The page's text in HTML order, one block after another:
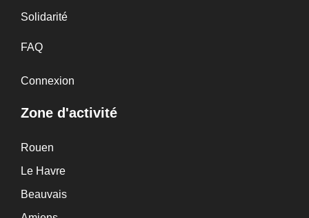
Solidarité
FAQ
Connexion
Zone d'activité
Rouen
Le Havre
Beauvais